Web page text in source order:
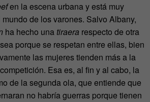
en la escena urbana y está muy
de los varones. Salvo Albany,
ha hecho una tiraera respecto de otra
porque se respetan entre ellas, bien
las mujeres tienden más a la
Esa es, al fin y al cabo, la
de la segunda ola, que entiende que
no habría guerras porque tienen